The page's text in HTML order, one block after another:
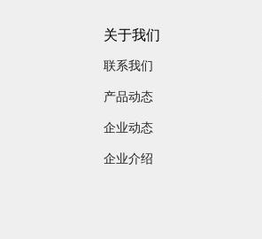
关于我们
联系我们
产品动态
企业动态
企业介绍